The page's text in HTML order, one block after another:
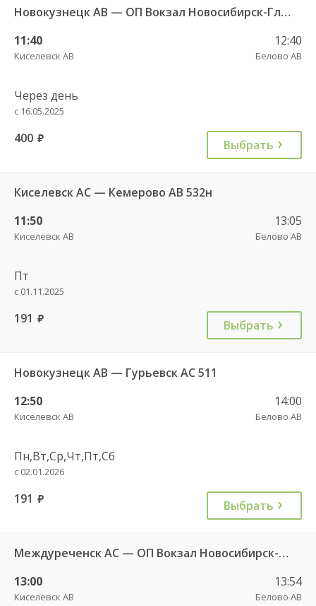
Новокузнецк АВ — ОП Вокзал Новосибирск-Главный 9226
11:40
Киселевск АВ
12:40
Белово АВ
Через день
с 16.05.2025
400 руб. Выбрать
Киселевск АС — Кемерово АВ 532н
11:50
Киселевск АВ
13:05
Белово АВ
Пт
с 01.11.2025
191 руб. Выбрать
Новокузнецк АВ — Гурьевск АС 511
12:50
Киселевск АВ
14:00
Белово АВ
Пн,Вт,Ср,Чт,Пт,Сб
с 02.01.2026
191 руб. Выбрать
Междуреченск АС — ОП Вокзал Новосибирск-Главный 5695
13:00
Киселевск АВ
13:54
Белово АВ